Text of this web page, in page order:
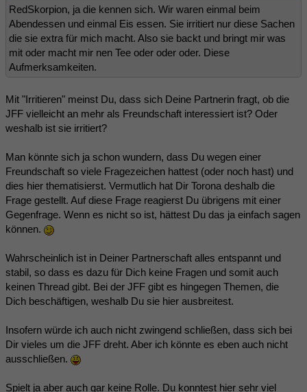
RedSkorpion, ja die kennen sich. Wir waren einmal beim
Abendessen und einmal Eis essen. Sie irritiert nur diese Sachen
die sie extra für mich macht. Also sie backt und bringt mir was
mit oder macht mir nen Tee oder oder oder. Diese
Aufmerksamkeiten.
Mit "Irritieren" meinst Du, dass sich Deine Partnerin fragt, ob die
JFF vielleicht an mehr als Freundschaft interessiert ist? Oder
weshalb ist sie irritiert?
Man könnte sich ja schon wundern, dass Du wegen einer
Freundschaft so viele Fragezeichen hattest (oder noch hast) und
dies hier thematisierst. Vermutlich hat Dir Torona deshalb die
Frage gestellt. Auf diese Frage reagierst Du übrigens mit einer
Gegenfrage. Wenn es nicht so ist, hättest Du das ja einfach sagen
können.
Wahrscheinlich ist in Deiner Partnerschaft alles entspannt und
stabil, so dass es dazu für Dich keine Fragen und somit auch
keinen Thread gibt. Bei der JFF gibt es hingegen Themen, die
Dich beschäftigen, weshalb Du sie hier ausbreitest.
Insofern würde ich auch nicht zwingend schließen, dass sich bei
Dir vieles um die JFF dreht. Aber ich könnte es eben auch nicht
ausschließen.
Spielt ja aber auch gar keine Rolle. Du konntest hier sehr viel